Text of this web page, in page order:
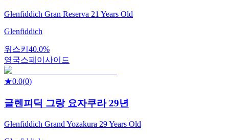
Glenfiddich Gran Reserva 21 Years Old
Glenfiddich
위스키 40.0%
영국스페이사이드
★0.0(0)
글렌피딕 그랑 요자쿠라 29년
Glenfiddich Grand Yozakura 29 Years Old